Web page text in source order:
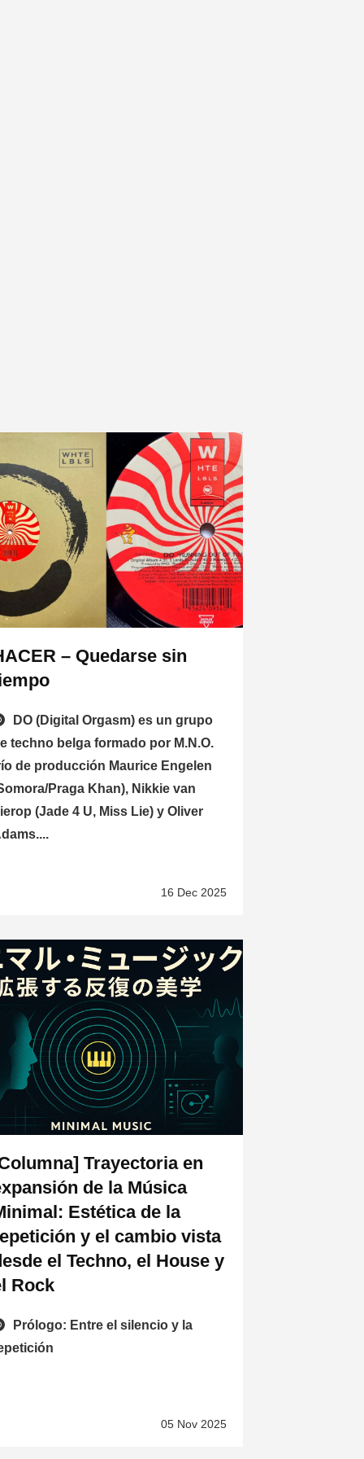
– Quedarse sin
DO (Digital Orgasm) es un grupo
techno belga formado por M.N.O.
de producción Maurice Engelen
Praga Khan), Nikkie van
(Jade 4 U, Miss Lie) y Oliver
16 Dec 2025
Trayectoria en
de la Música
Estética de la
y el cambio vista
el Techno, el House y
Rock
Prólogo: Entre el silencio y la
05 Nov 2025